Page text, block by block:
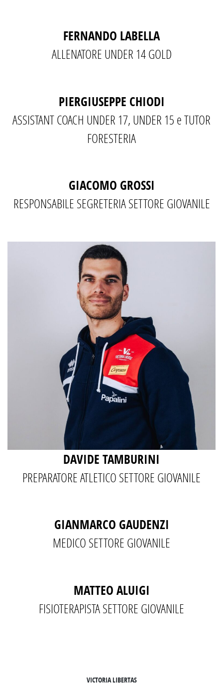
FERNANDO LABELLA
ALLENATORE UNDER 14 GOLD
PIERGIUSEPPE CHIODI
ASSISTANT COACH UNDER 17, UNDER 15 e TUTOR
FORESTERIA
GIACOMO GROSSI
RESPONSABILE SEGRETERIA SETTORE GIOVANILE
DAVIDE TAMBURINI
PREPARATORE ATLETICO SETTORE GIOVANILE
GIANMARCO GAUDENZI
MEDICO SETTORE GIOVANILE
MATTEO ALUIGI
FISIOTERAPISTA SETTORE GIOVANILE
VICTORIA LIBERTAS